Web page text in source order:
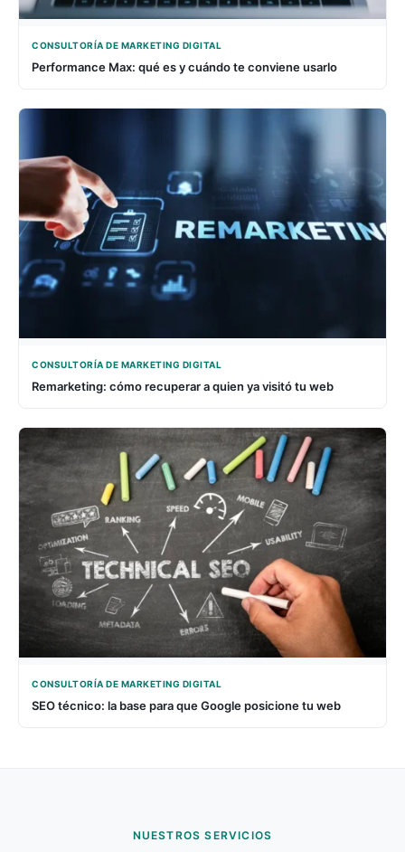
CONSULTORÍA DE MARKETING DIGITAL
Performance Max: qué es y cuándo te conviene usarlo
CONSULTORÍA DE MARKETING DIGITAL
Remarketing: cómo recuperar a quien ya visitó tu web
CONSULTORÍA DE MARKETING DIGITAL
SEO técnico: la base para que Google posicione tu web
NUESTROS SERVICIOS